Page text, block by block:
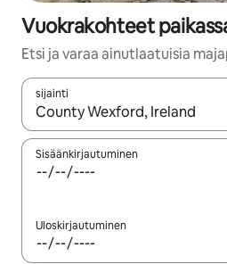
Vuokrakohteet
Etsi ja varaa ainutlaatuisia
sijainti
Kun tulokset ovat saatavilla,
Sisäänkirjautuminen
Uloskirjautuminen